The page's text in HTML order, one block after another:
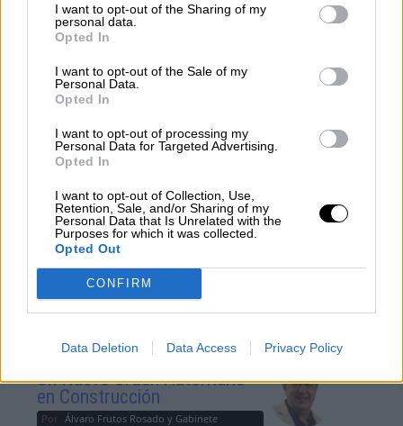
I want to opt-out of the Sharing of my
personal data.
Opted In
I want to opt-out of the Sale of my
Personal Data.
Opted In
I want to opt-out of processing my
Personal Data for Targeted Advertising.
Opted In
I want to opt-out of Collection, Use,
Retention, Sale, and/or Sharing of my
Personal Data that Is Unrelated with the
Purposes for which it was collected.
Opted Out
CONFIRM
Data Deletion Data Access Privacy Policy
OPINIONES DIVERSAS
¿La ciudadanía de Occidente
una tercera guerra mundial?
Por Álvaro Frutos Rosado y Gabinete
Suelta y confía
Por María Comesaña
Votantes y votados
El Conflicto de Oriente Medio:
Un Nuevo Orden Autoritario
en Construcción
Por Álvaro Frutos Rosado y Gabinete